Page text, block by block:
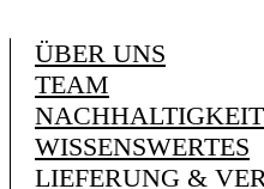
ÜBER UNS
TEAM
NACHHALTIGKEIT
WISSENSWERTES
LIEFERUNG &